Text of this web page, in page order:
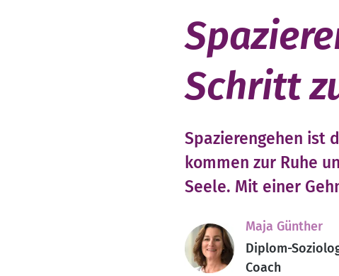
Schritt
Spazierengehen ist
kommen zur Ruhe
Seele. Mit einer
Maja Günther
Diplom-
Coach